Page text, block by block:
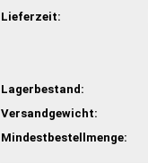
Lieferzeit:
Lagerbestand:
Versandgewicht:
Mindestbestellmenge: